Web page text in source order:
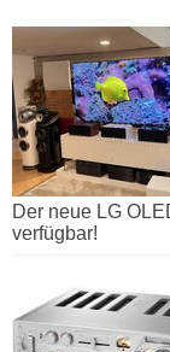
Der neue LG
verfügbar!